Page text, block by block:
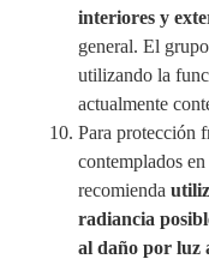
interiores y
general. El
utilizando la
actualmente
Para protección
contemplados
recomienda
radiancia
al daño por luz